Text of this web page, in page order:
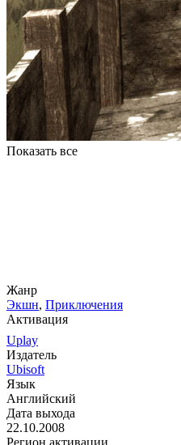
Показать все
Жанр
Экшн, Приключения
Активация
Uplay
Издатель
Ubisoft
Язык
Английский
Дата выхода
22.10.2008
Регион активации